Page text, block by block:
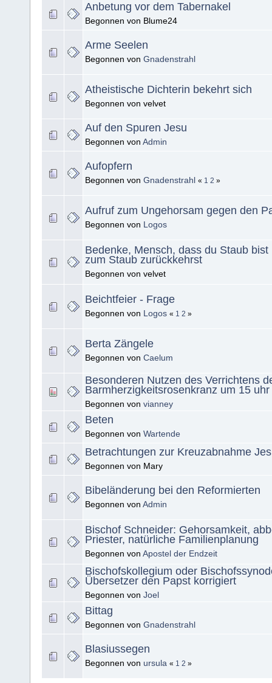
Anbetung vor dem Tabernakel
Begonnen von Blume24
Arme Seelen
Begonnen von Gnadenstrahl
Atheistische Dichterin bekehrt sich
Begonnen von velvet
Auf den Spuren Jesu
Begonnen von Admin
Aufopfern
Begonnen von Gnadenstrahl « 1 2 »
Aufruf zum Ungehorsam gegen den
Begonnen von Logos
Bedenke, Mensch, dass du Staub bist
zum Staub zurückkehrst
Begonnen von velvet
Beichtfeier - Frage
Begonnen von Logos « 1 2 »
Berta Zängele
Begonnen von Caelum
Besonderen Nutzen des Verrichtens
Barmherzigkeitsrosenkranz um 15 uhr
Begonnen von vianney
Beten
Begonnen von Wartende
Betrachtungen zur Kreuzabnahme
Begonnen von Mary
Bibeländerung bei den Reformierten
Begonnen von Admin
Bischof Schneider: Gehorsamkeit,
Priester, natürliche Familienplanung
Begonnen von Apostel der Endzeit
Bischofskollegium oder
Übersetzer den Papst korrigiert
Begonnen von Joel
Bittag
Begonnen von Gnadenstrahl
Blasiussegen
Begonnen von ursula « 1 2 »